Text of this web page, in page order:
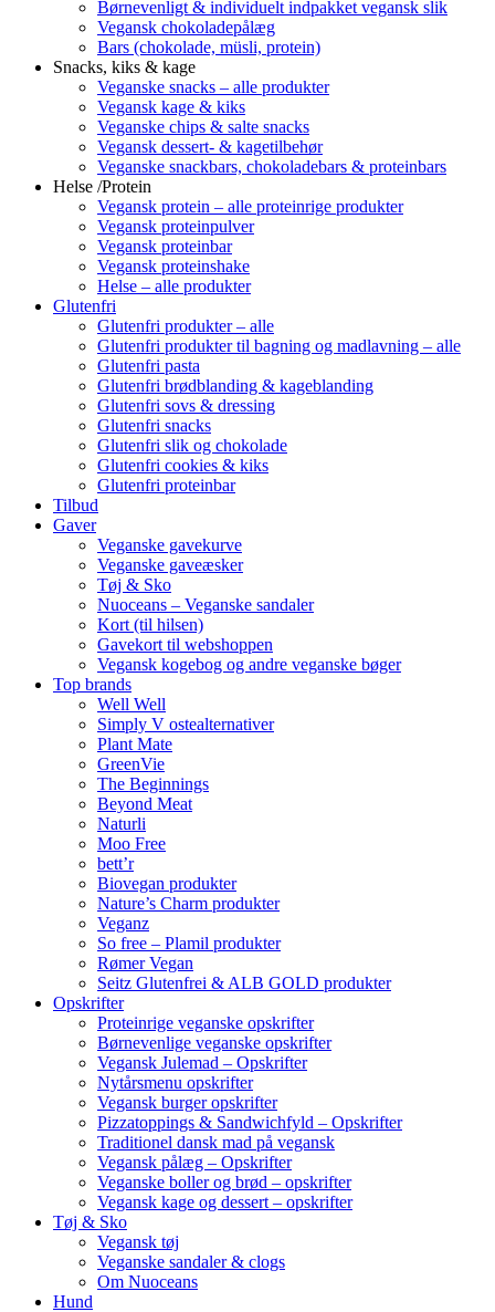
Børnevenligt & individuelt indpakket vegansk slik
Vegansk chokoladepålæg
Bars (chokolade, müsli, protein)
Snacks, kiks & kage
Veganske snacks – alle produkter
Vegansk kage & kiks
Veganske chips & salte snacks
Vegansk dessert- & kagetilbehør
Veganske snackbars, chokoladebars & proteinbars
Helse /Protein
Vegansk protein – alle proteinrige produkter
Vegansk proteinpulver
Vegansk proteinbar
Vegansk proteinshake
Helse – alle produkter
Glutenfri
Glutenfri produkter – alle
Glutenfri produkter til bagning og madlavning – alle
Glutenfri pasta
Glutenfri brødblanding & kageblanding
Glutenfri sovs & dressing
Glutenfri snacks
Glutenfri slik og chokolade
Glutenfri cookies & kiks
Glutenfri proteinbar
Tilbud
Gaver
Veganske gavekurve
Veganske gaveæsker
Tøj & Sko
Nuoceans – Veganske sandaler
Kort (til hilsen)
Gavekort til webshoppen
Vegansk kogebog og andre veganske bøger
Top brands
Well Well
Simply V ostealternativer
Plant Mate
GreenVie
The Beginnings
Beyond Meat
Naturli
Moo Free
bett’r
Biovegan produkter
Nature’s Charm produkter
Veganz
So free – Plamil produkter
Rømer Vegan
Seitz Glutenfrei & ALB GOLD produkter
Opskrifter
Proteinrige veganske opskrifter
Børnevenlige veganske opskrifter
Vegansk Julemad – Opskrifter
Nytårsmenu opskrifter
Vegansk burger opskrifter
Pizzatoppings & Sandwichfyld – Opskrifter
Traditionel dansk mad på vegansk
Vegansk pålæg – Opskrifter
Veganske boller og brød – opskrifter
Vegansk kage og dessert – opskrifter
Tøj & Sko
Vegansk tøj
Veganske sandaler & clogs
Om Nuoceans
Hund